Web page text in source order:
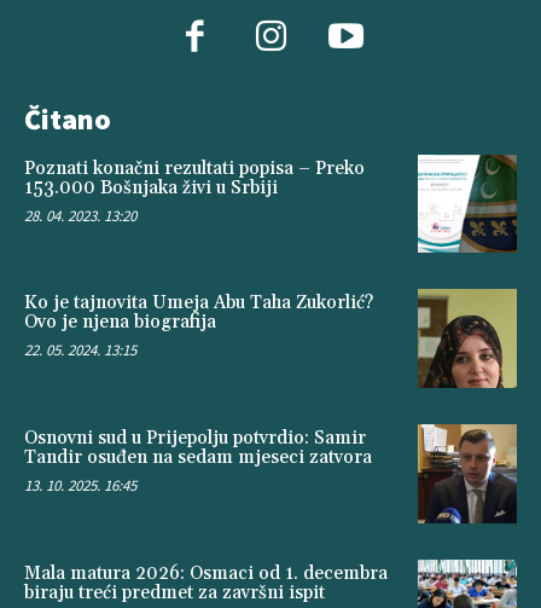
Čitano
Poznati konačni rezultati popisa – Preko
153.000 Bošnjaka živi u Srbiji
28. 04. 2023. 13:20
Ko je tajnovita Umeja Abu Taha Zukorlić?
Ovo je njena biografija
22. 05. 2024. 13:15
Osnovni sud u Prijepolju potvrdio: Samir
Tandir osuđen na sedam mjeseci zatvora
13. 10. 2025. 16:45
Mala matura 2026: Osmaci od 1. decembra
biraju treći predmet za završni ispit